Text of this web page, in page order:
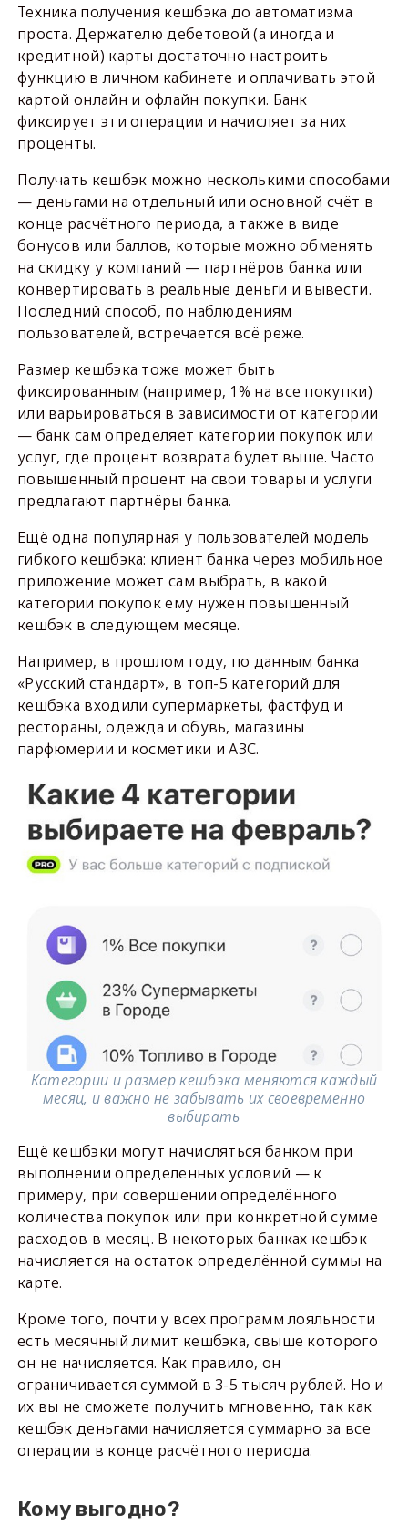
Техника получения кешбэка до автоматизма
проста. Держателю дебетовой (а иногда и
кредитной) карты достаточно настроить
функцию в личном кабинете и оплачивать этой
картой онлайн и офлайн покупки. Банк
фиксирует эти операции и начисляет за них
проценты.
Получать кешбэк можно несколькими способами
— деньгами на отдельный или основной счёт в
конце расчётного периода, а также в виде
бонусов или баллов, которые можно обменять
на скидку у компаний — партнёров банка или
конвертировать в реальные деньги и вывести.
Последний способ, по наблюдениям
пользователей, встречается всё реже.
Размер кешбэка тоже может быть
фиксированным (например, 1% на все покупки)
или варьироваться в зависимости от категории
— банк сам определяет категории покупок или
услуг, где процент возврата будет выше. Часто
повышенный процент на свои товары и услуги
предлагают партнёры банка.
Ещё одна популярная у пользователей модель
гибкого кешбэка: клиент банка через мобильное
приложение может сам выбрать, в какой
категории покупок ему нужен повышенный
кешбэк в следующем месяце.
Например, в прошлом году, по данным банка
«Русский стандарт», в топ-5 категорий для
кешбэка входили супермаркеты, фастфуд и
рестораны, одежда и обувь, магазины
парфюмерии и косметики и АЗС.
Категории и размер кешбэка меняются каждый
месяц, и важно не забывать их своевременно
выбирать
Ещё кешбэки могут начисляться банком при
выполнении определённых условий — к
примеру, при совершении определённого
количества покупок или при конкретной сумме
расходов в месяц. В некоторых банках кешбэк
начисляется на остаток определённой суммы на
карте.
Кроме того, почти у всех программ лояльности
есть месячный лимит кешбэка, свыше которого
он не начисляется. Как правило, он
ограничивается суммой в 3-5 тысяч рублей. Но и
их вы не сможете получить мгновенно, так как
кешбэк деньгами начисляется суммарно за все
операции в конце расчётного периода.
Кому выгодно?